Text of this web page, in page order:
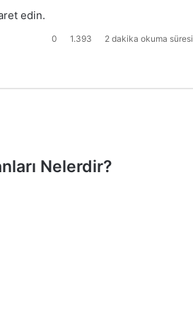
edin.
0 1.393 2 dakika okuma süresi
Nelerdir?